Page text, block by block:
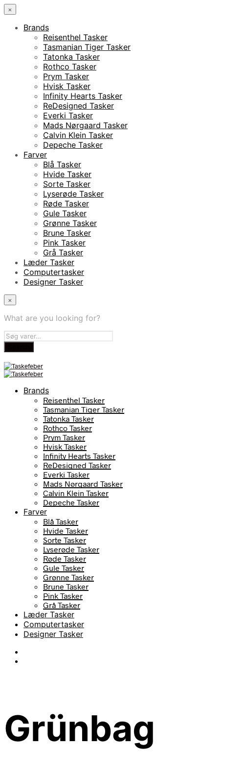
×
Brands
Reisenthel Tasker
Tasmanian Tiger Tasker
Tatonka Tasker
Rothco Tasker
Prym Tasker
Hvisk Tasker
Infinity Hearts Tasker
ReDesigned Tasker
Everki Tasker
Mads Nørgaard Tasker
Calvin Klein Tasker
Depeche Tasker
Farver
Blå Tasker
Hvide Tasker
Sorte Tasker
Lyserøde Tasker
Røde Tasker
Gule Tasker
Grønne Tasker
Brune Tasker
Pink Tasker
Grå Tasker
Læder Tasker
Computertasker
Designer Tasker
×
What are you looking for?
Brands
Reisenthel Tasker
Tasmanian Tiger Tasker
Tatonka Tasker
Rothco Tasker
Prym Tasker
Hvisk Tasker
Infinity Hearts Tasker
ReDesigned Tasker
Everki Tasker
Mads Nørgaard Tasker
Calvin Klein Tasker
Depeche Tasker
Farver
Blå Tasker
Hvide Tasker
Sorte Tasker
Lyserøde Tasker
Røde Tasker
Gule Tasker
Grønne Tasker
Brune Tasker
Pink Tasker
Grå Tasker
Læder Tasker
Computertasker
Designer Tasker
Grünbag